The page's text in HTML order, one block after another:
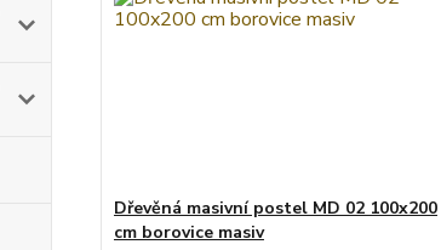
Dřevěná masivní postel MD 02 100x200
cm borovice masiv